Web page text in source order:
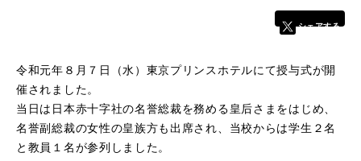
学校紹介
基本情報
卒業後の進路
学校評価
シェアする
令和元年８月７日（水）東京プリンスホテルにて授与式が開
催されました。
当日は日本赤十字社の名誉総裁を務める皇后さまをはじめ、
名誉副総裁の女性の皇族方も出席され、当校からは学生２名
と教員１名が参列しました。